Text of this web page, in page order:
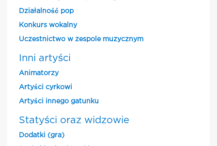
Działalność pop
Konkurs wokalny
Uczestnictwo w zespole muzycznym
Inni artyści
Animatorzy
Artyści cyrkowi
Artyści innego gatunku
Statyści oraz widzowie
Dodatki (gra)